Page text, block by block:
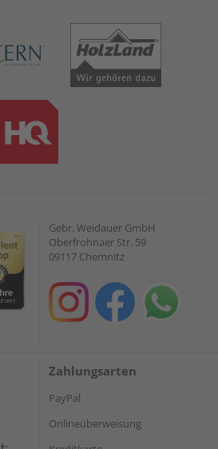
Gebr. Weidauer GmbH
Oberfrohnaer Str. 59
09117 Chemnitz
Zahlungsarten
PayPal
Onlineüberweisung